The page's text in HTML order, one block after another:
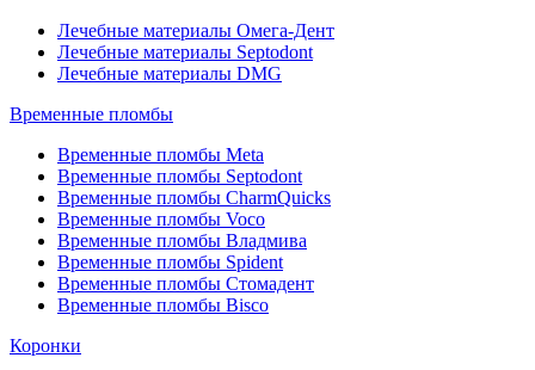
Лечебные материалы Омега-Дент
Лечебные материалы Septodont
Лечебные материалы DMG
Временные пломбы
Временные пломбы Meta
Временные пломбы Septodont
Временные пломбы CharmQuicks
Временные пломбы Voco
Временные пломбы Владмива
Временные пломбы Spident
Временные пломбы Стомадент
Временные пломбы Bisco
Коронки